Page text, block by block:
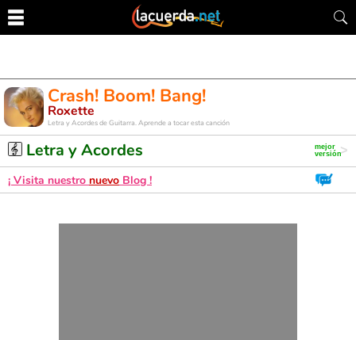
Crash! Boom! Bang!
Roxette
Letra y Acordes de Guitarra. Aprende a tocar esta canción
Letra y Acordes
¡ Visita nuestro nuevo Blog !